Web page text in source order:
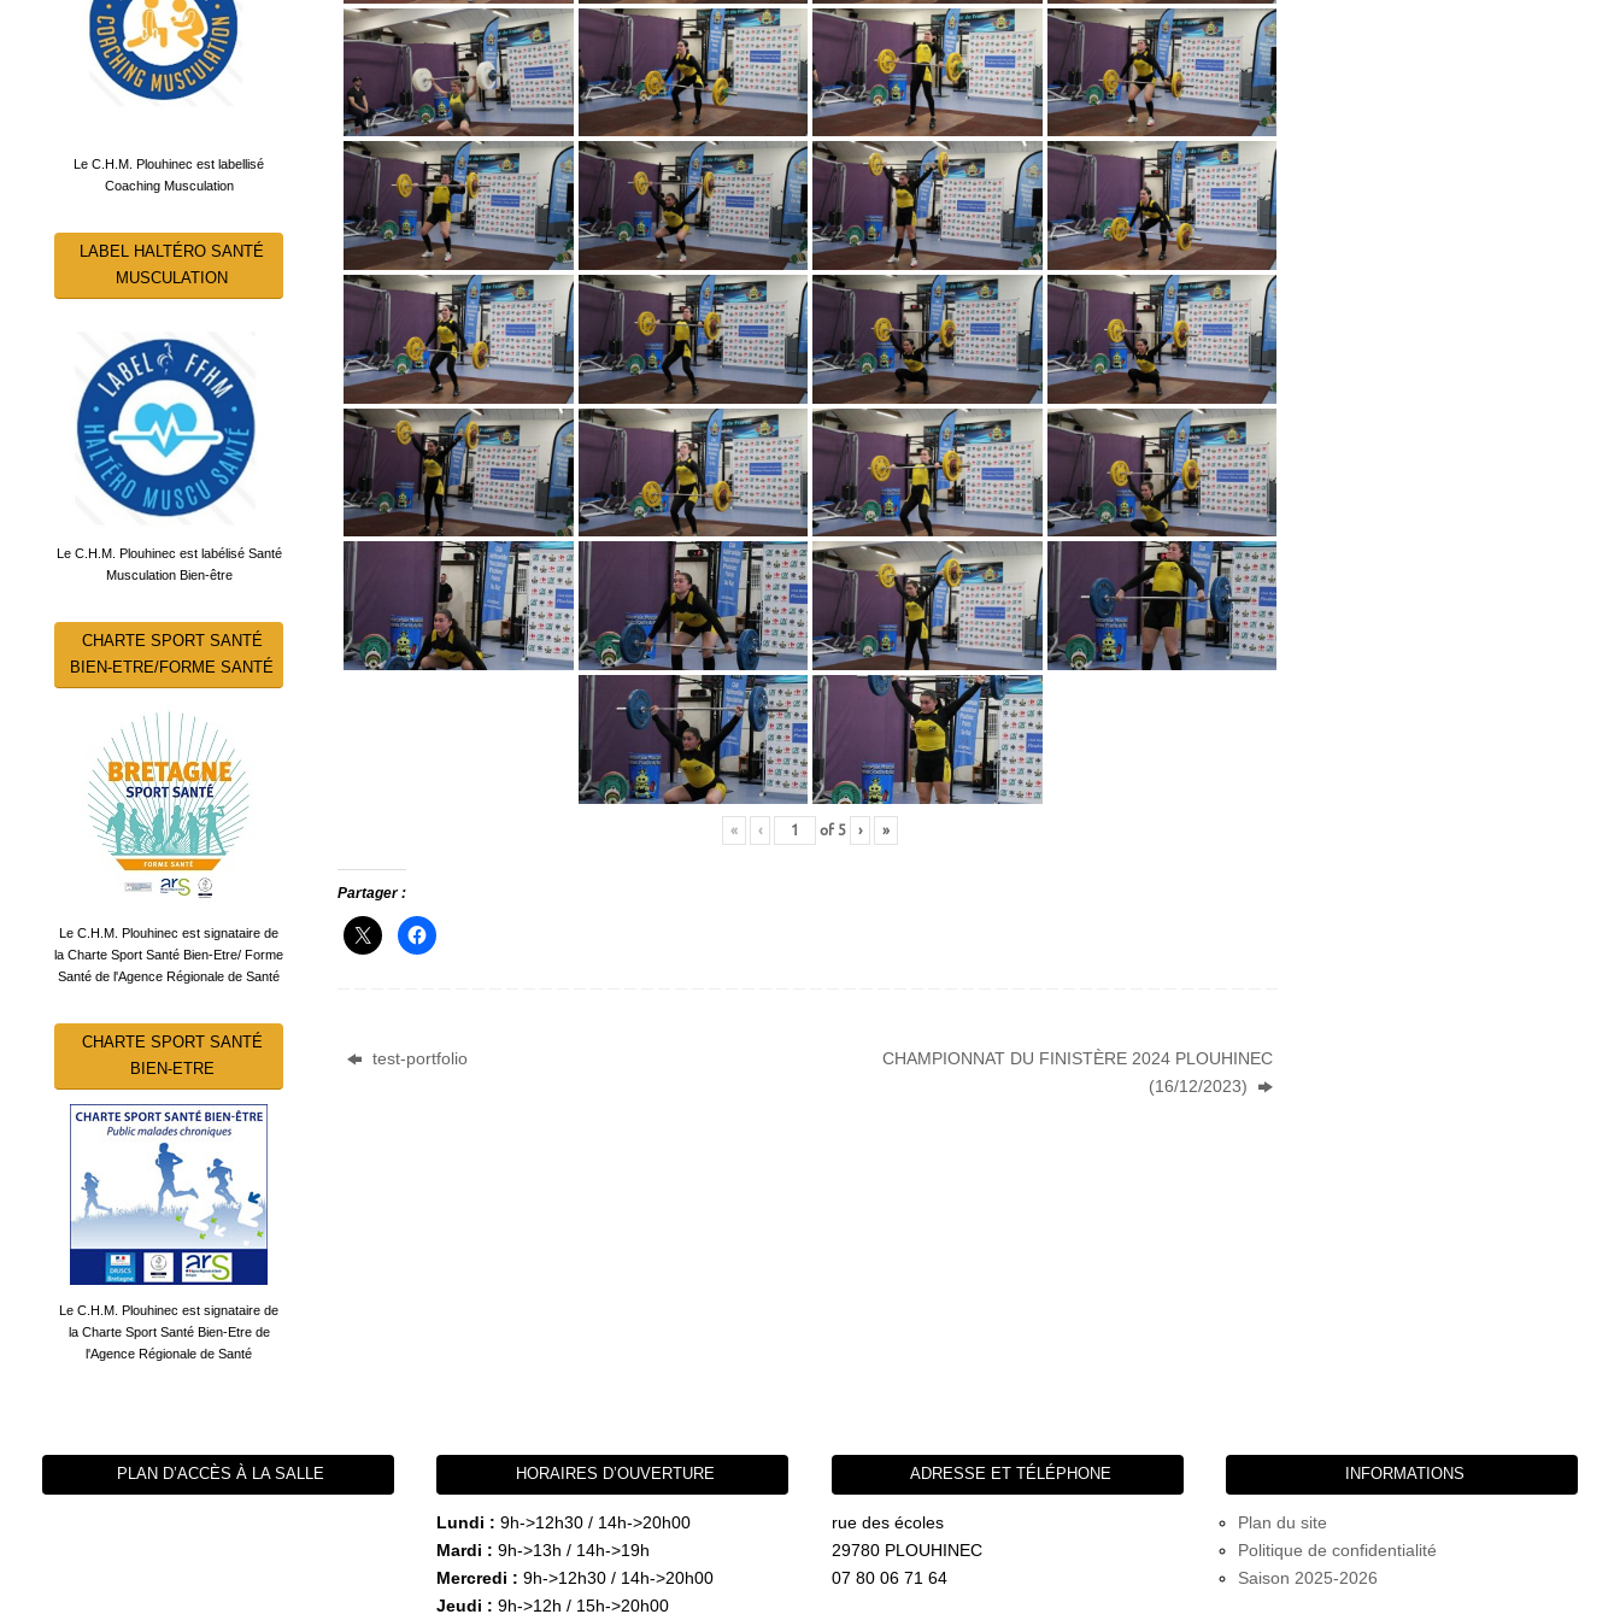
« ‹ of 5 › »
Partager :
test-portfolio
CHAMPIONNAT DU FINISTÈRE 2024 PLOUHINEC
(16/12/2023)
Le C.H.M. Plouhinec est labellisé
Coaching Musculation
LABEL HALTÉRO SANTÉ
MUSCULATION
Le C.H.M. Plouhinec est labélisé Santé
Musculation Bien-être
CHARTE SPORT SANTÉ
BIEN-ETRE/FORME SANTÉ
Le C.H.M. Plouhinec est signataire de
la Charte Sport Santé Bien-Etre/ Forme
Santé de l'Agence Régionale de Santé
CHARTE SPORT SANTÉ
BIEN-ETRE
Le C.H.M. Plouhinec est signataire de
la Charte Sport Santé Bien-Etre de
l'Agence Régionale de Santé
PLAN D’ACCÈS À LA SALLE HORAIRES D’OUVERTURE
Lundi : 9h->12h30 / 14h->20h00
Mardi : 9h->13h / 14h->19h
Mercredi : 9h->12h30 / 14h->20h00
Jeudi : 9h->12h / 15h->20h00
ADRESSE ET TÉLÉPHONE
rue des écoles
29780 PLOUHINEC
07 80 06 71 64
INFORMATIONS
Plan du site
Politique de confidentialité
Saison 2025-2026